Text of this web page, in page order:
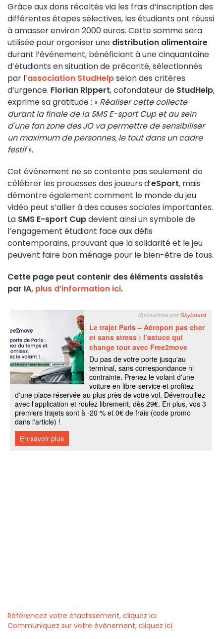
Grâce aux dons récoltés via les frais d’inscription des
différentes étapes sélectives, les étudiants ont réussi
à amasser environ 2000 euros. Cette somme sera
utilisée pour organiser une distribution alimentaire
durant l’événement, bénéficiant à une cinquantaine
d’étudiants en situation de précarité, sélectionnés
par l’association StudHelpselon des critères
d’urgence. Florian Rippert, cofondateur de StudHelp,
exprime sa gratitude : « Réaliser cette collecte
durant la finale de la SMS E-sport Cup et au sein
d'une fan zone des JO va permettre de sensibiliser
un maximum de personnes, le tout dans un cadre
festif».
Cet événement ne se contente pas seulement de
célébrer les prouesses des joueurs d’eSport, mais
démontre également comment le monde du jeu
vidéo peut s’allier à des causes sociales importantes.
La SMS E-sport Cupdevient ainsi un symbole de
l’engagement étudiant face aux défis
contemporains, prouvant que la solidarité et le jeu
peuvent faire bon ménage pour le bien-être de tous.
Cette page peut contenir des éléments assistés
par IA, plus d’information ici.
Référencez votre établissement, cliquez ici
Communiquez sur votre évènement, cliquez ici